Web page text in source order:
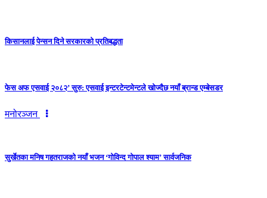
किसानलाई पेन्सन दिने सरकारको प्रतिबद्धता
फेस अफ एसवाई २०८२’ सुरु: एसवाई इन्टरटेन्टमेन्टले खोज्दैछ नयाँ ब्रान्ड एम्बेसडर
मनोरञ्जन
सुर्खेतका मनिष गहतराजको नयाँ भजन ‘गोविन्द गोपाल श्याम’ सार्वजनिक